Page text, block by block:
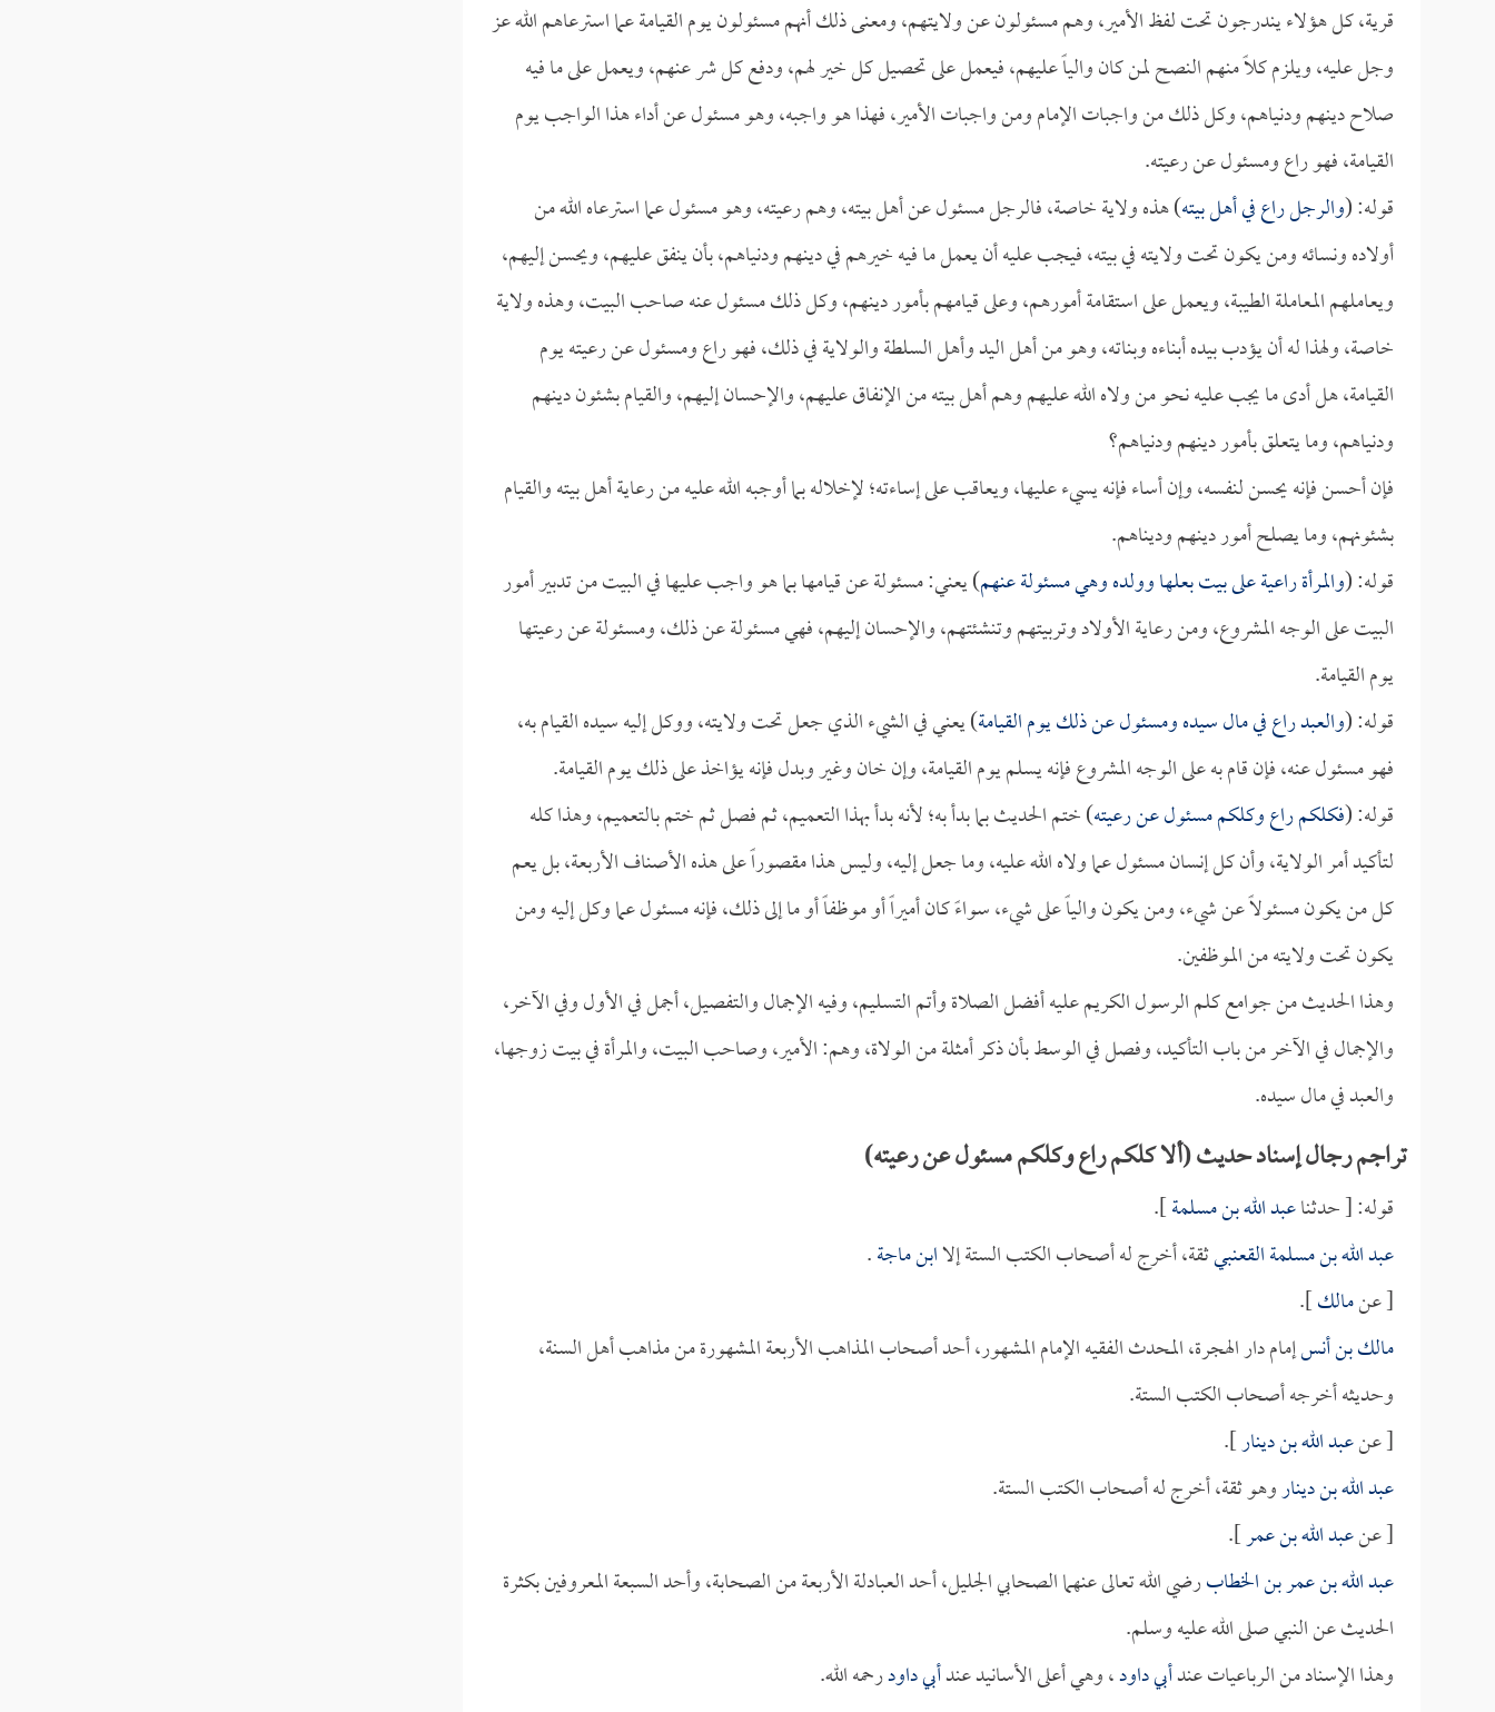
قرية، كل هؤلاء يندرجون تحت لفظ الأمير، وهم مسئولون عن ولايتهم، ومعنى ذلك أنهم مسئولون يوم القيامة عما استرعاهم الله عز
وجل عليه، ويلزم كلاً منهم النصح لمن كان والياً عليهم، فيعمل على تحصيل كل خير لهم، ودفع كل شر عنهم، ويعمل على ما فيه
صلاح دينهم ودنياهم، وكل ذلك من واجبات الإمام ومن واجبات الأمير، فهذا هو واجبه، وهو مسئول عن أداء هذا الواجب يوم
القيامة، فهو راع ومسئول عن رعيته.
قوله: (والرجل راع في أهل بيته) هذه ولاية خاصة، فالرجل مسئول عن أهل بيته، وهم رعيته، وهو مسئول عما استرعاه الله من
أولاده ونسائه ومن يكون تحت ولايته في بيته، فيجب عليه أن يعمل ما فيه خيرهم في دينهم ودنياهم، بأن ينفق عليهم، ويحسن إليهم،
ويعاملهم المعاملة الطيبة، ويعمل على استقامة أمورهم، وعلى قيامهم بأمور دينهم، وكل ذلك مسئول عنه صاحب البيت، وهذه ولاية
خاصة، ولهذا له أن يؤدب بيده أبناءه وبناته، وهو من أهل اليد وأهل السلطة والولاية في ذلك، فهو راع ومسئول عن رعيته يوم
القيامة، هل أدى ما يجب عليه نحو من ولاه الله عليهم وهم أهل بيته من الإنفاق عليهم، والإحسان إليهم، والقيام بشئون دينهم
ودنياهم، وما يتعلق بأمور دينهم ودنياهم؟
فإن أحسن فإنه يحسن لنفسه، وإن أساء فإنه يسيء عليها، ويعاقب على إساءته؛ لإخلاله بما أوجبه الله عليه من رعاية أهل بيته والقيام
بشئونهم، وما يصلح أمور دينهم وديناهم.
قوله: (والمرأة راعية على بيت بعلها وولده وهي مسئولة عنهم) يعني: مسئولة عن قيامها بما هو واجب عليها في البيت من تدبير أمور
البيت على الوجه المشروع، ومن رعاية الأولاد وتربيتهم وتنشئتهم، والإحسان إليهم، فهي مسئولة عن ذلك، ومسئولة عن رعيتها
يوم القيامة.
قوله: (والعبد راع في مال سيده ومسئول عن ذلك يوم القيامة) يعني في الشيء الذي جعل تحت ولايته، ووكل إليه سيده القيام به،
فهو مسئول عنه، فإن قام به على الوجه المشروع فإنه يسلم يوم القيامة، وإن خان وغير وبدل فإنه يؤاخذ على ذلك يوم القيامة.
قوله: (فكلكم راع وكلكم مسئول عن رعيته) ختم الحديث بما بدأ به؛ لأنه بدأ بهذا التعميم، ثم فصل ثم ختم بالتعميم، وهذا كله
لتأكيد أمر الولاية، وأن كل إنسان مسئول عما ولاه الله عليه، وما جعل إليه، وليس هذا مقصوراً على هذه الأصناف الأربعة، بل يعم
كل من يكون مسئولاً عن شيء، ومن يكون والياً على شيء، سواءً كان أميراً أو موظفاً أو ما إلى ذلك، فإنه مسئول عما وكل إليه ومن
يكون تحت ولايته من الموظفين.
وهذا الحديث من جوامع كلم الرسول الكريم عليه أفضل الصلاة وأتم التسليم، وفيه الإجمال والتفصيل، أجمل في الأول وفي الآخر،
والإجمال في الآخر من باب التأكيد، وفصل في الوسط بأن ذكر أمثلة من الولاة، وهم: الأمير، وصاحب البيت، والمرأة في بيت زوجها،
والعبد في مال سيده.
تراجم رجال إسناد حديث (ألا كلكم راع وكلكم مسئول عن رعيته)
قوله: [ حدثناعبد الله بن مسلمة].
عبد الله بن مسلمة القعنبيثقة، أخرج له أصحاب الكتب الستة إلاابن ماجة.
[ عنمالك].
مالك بن أنسإمام دار الهجرة، المحدث الفقيه الإمام المشهور، أحد أصحاب المذاهب الأربعة المشهورة من مذاهب أهل السنة،
وحديثه أخرجه أصحاب الكتب الستة.
[ عنعبد الله بن دينار].
عبد الله بن ديناروهو ثقة، أخرج له أصحاب الكتب الستة.
[ عنعبد الله بن عمر].
عبد الله بن عمر بن الخطابرضي الله تعالى عنهما الصحابي الجليل، أحد العبادلة الأربعة من الصحابة، وأحد السبعة المعروفين بكثرة
الحديث عن النبي صلى الله عليه وسلم.
وهذا الإسناد من الرباعيات عندأبي داود، وهي أعلى الأسانيد عندأبي داودرحمه الله.